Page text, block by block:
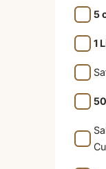
5
1